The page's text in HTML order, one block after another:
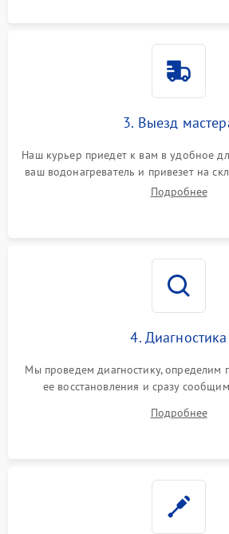
3. Выезд
Наш курьер приедет к вам в удобное
ваш водонагреватель и привезет на
Подробнее
4. Диагностика
Мы проведем диагностику, определим
ее восстановления и сразу
Подробнее